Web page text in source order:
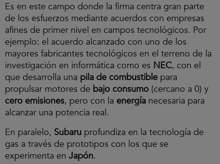
Es en este campo donde la firma centra gran parte
de los esfuerzos mediante acuerdos con empresas
afines de primer nivel en campos tecnológicos. Por
ejemplo: el acuerdo alcanzado con uno de los
mayores fabricantes tecnológicos en el terreno de la
investigación en informática como es NEC, con el
que desarrolla una pila de combustible para
propulsar motores de bajo consumo (cercano a 0) y
cero emisiones, pero con la energía necesaria para
alcanzar una potencia real.
En paralelo, Subaru profundiza en la tecnología de
gas a través de prototipos con los que se
experimenta en Japón.